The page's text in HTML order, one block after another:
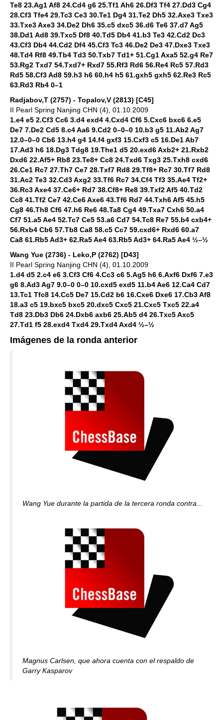
Te8 23.Ag1 Af8 24.Cd4 g6 25.Tf1 Ah6 26.Df3 Tf4 27.Dd3 Cg4
28.Cf3 Tfe4 29.Tc3 Ce3 30.Te1 Dg4 31.Te2 Dh5 32.Axe3 Txe3
33.Txe3 Axe3 34.De2 Dh6 35.c5 dxc5 36.d6 Te6 37.d7 Ag5
38.Dd1 Ad8 39.Txc5 Df8 40.Td5 Db4 41.b3 Te3 42.Cd2 Dc3
43.Cf3 Db4 44.Cd2 Df4 45.Cf3 Tc3 46.De2 De3 47.Dxe3 Txe3
48.Td4 Rf8 49.Tb4 Td3 50.Txb7 Td1+ 51.Cg1 Axa5 52.g4 Re7
53.Rg2 Txd7 54.Txd7+ Rxd7 55.Rf3 Rd6 56.Re4 Rc5 57.Rd3
Rd5 58.Cf3 Ad8 59.h3 h6 60.h4 h5 61.gxh5 gxh5 62.Re3 Rc5
63.Rd3 Rb4 0–1
Radjabov,T (2757) - Topalov,V (2813) [C45]
II Pearl Spring Nanjing CHN (4), 01.10.2009
1.e4 e5 2.Cf3 Cc6 3.d4 exd4 4.Cxd4 Cf6 5.Cxc6 bxc6 6.e5
De7 7.De2 Cd5 8.c4 Aa6 9.Cd2 0–0–0 10.b3 g5 11.Ab2 Ag7
12.0–0–0 Cb6 13.h4 g4 14.f4 gxf3 15.Cxf3 c5 16.De1 Ab7
17.Ad3 h6 18.Dg3 Tdg8 19.The1 d5 20.exd6 Axb2+ 21.Rxb2
Dxd6 22.Af5+ Rb8 23.Te8+ Cc8 24.Txd6 Txg3 25.Txh8 cxd6
26.Ce1 Rc7 27.Th7 Ce7 28.Txf7 Rd8 29.Tf8+ Rc7 30.Tf7 Rd8
31.Ac2 Te3 32.Cd3 Axg2 33.Tf6 Rc7 34.Cf4 Tf3 35.Ae4 Tf2+
36.Rc3 Axe4 37.Ce6+ Rd7 38.Cf8+ Re8 39.Txf2 Af5 40.Td2
Cc8 41.Tf2 Ce7 42.Ce6 Axe6 43.Tf6 Rd7 44.Txh6 Af5 45.h5
Cg8 46.Th8 Cf6 47.h6 Re6 48.Ta8 Cg4 49.Txa7 Cxh6 50.a4
Cf7 51.a5 Ae4 52.Tc7 Ce5 53.a6 Cd7 54.Tc8 Re7 55.b4 cxb4+
56.Rxb4 Cb6 57.Tb8 Ca8 58.c5 Cc7 59.cxd6+ Rxd6 60.a7
Ca8 61.Rb5 Ad3+ 62.Ra5 Ae4 63.Rb5 Ad3+ 64.Ra5 Ae4 ½–½
Wang Yue (2736) - Leko,P (2762) [D43]
II Pearl Spring Nanjing CHN (4), 01.10.2009
1.d4 d5 2.c4 e6 3.Cf3 Cf6 4.Cc3 c6 5.Ag5 h6 6.Axf6 Dxf6 7.e3
g6 8.Ad3 Ag7 9.0–0 0–0 10.cxd5 exd5 11.b4 Ae6 12.Ca4 Cd7
13.Tc1 Tfc8 14.Cc5 De7 15.Cd2 b6 16.Cxe6 Dxe6 17.Cb3 Af8
18.a3 c5 19.bxc5 bxc5 20.dxc5 Cxc5 21.Cxc5 Txc5 22.a4
Td8 23.Db3 Db6 24.Dxb6 axb6 25.Ab5 d4 26.Txc5 Axc5
27.Td1 f5 28.exd4 Txd4 29.Txd4 Axd4 ½–½
Imágenes de la ronda anterior
Wang Yue durante la partida de la tercera ronda contra...
Magnus Carlsen, que ahora cuenta con el respaldo de
Garry Kasparov